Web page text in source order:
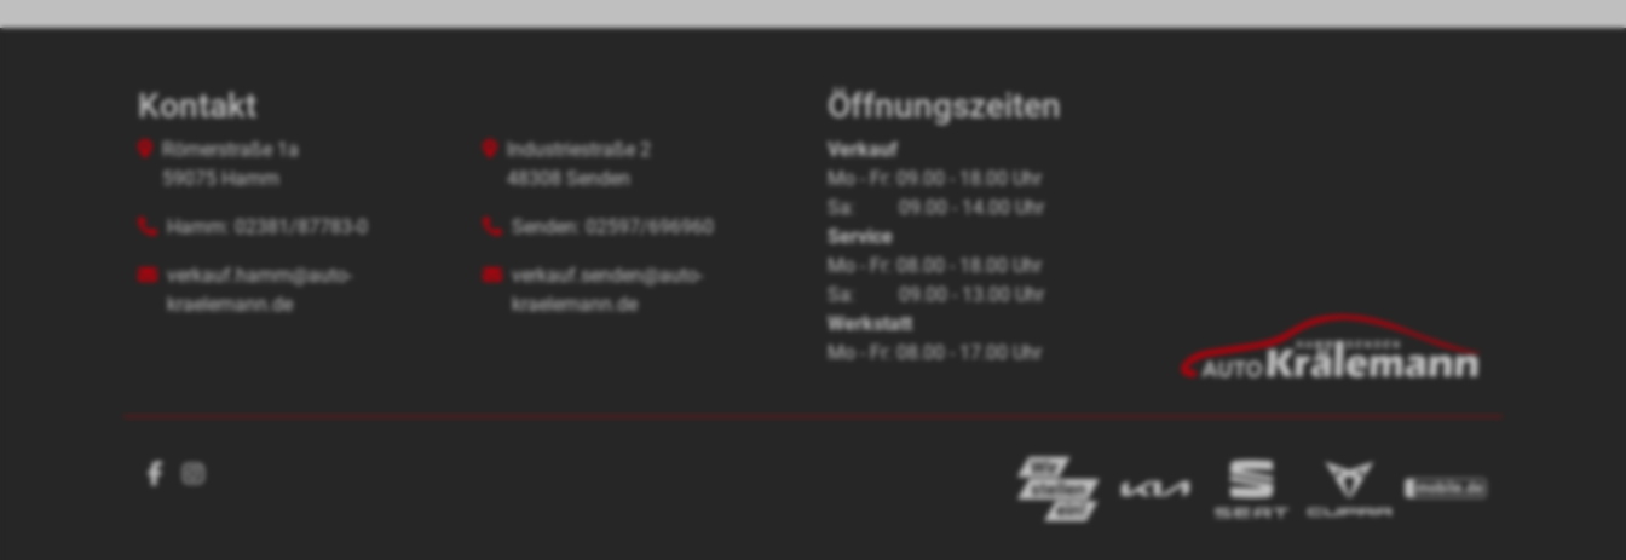
Kontakt
Römerstraße 1a
59075 Hamm
Hamm: 02381/87783-0
verkauf.hamm@auto-
kraelemann.de
Industriestraße 2
48308 Senden
Senden: 02597/696960
verkauf.senden@auto-
kraelemann.de
Öffnungszeiten
Verkauf
Mo - Fr: 09.00 - 18.00 Uhr
Sa: 09.00 - 14.00 Uhr
Service
Mo - Fr: 08.00 - 18.00 Uhr
Sa: 09.00 - 13.00 Uhr
Werkstatt
Mo - Fr: 08.00 - 17.00 Uhr